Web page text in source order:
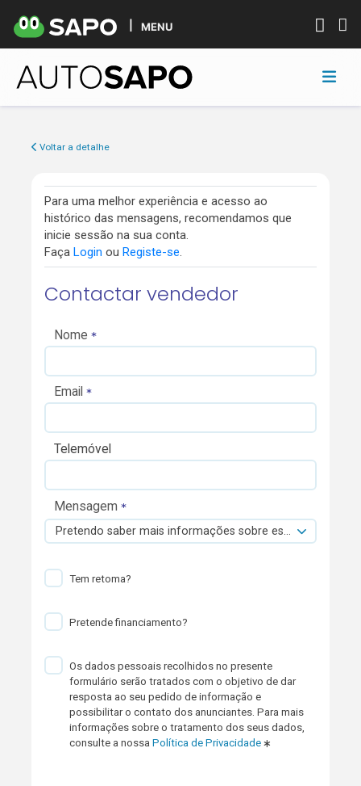
MENU
Voltar a detalhe
Para uma melhor experiência e acesso ao
histórico das mensagens, recomendamos que
inicie sessão na sua conta.
Faça Login ou Registe-se.
Contactar vendedor
Nome
Email
Telemóvel
Mensagem
Pretendo saber mais informações sobre esta viatura.
Tem retoma?
Pretende financiamento?
Os dados pessoais recolhidos no presente
formulário serão tratados com o objetivo de dar
resposta ao seu pedido de informação e
possibilitar o contato dos anunciantes. Para mais
informações sobre o tratamento dos seus dados,
consulte a nossaPolítica de Privacidade